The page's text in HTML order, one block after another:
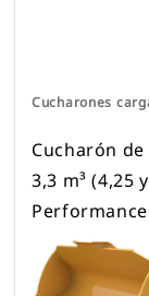
Cucharones
Cucharón
3,3 m³ (4,25
Performance